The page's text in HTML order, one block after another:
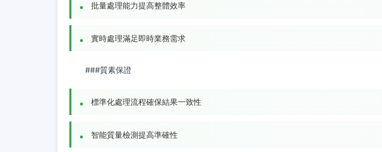
批量處理能力提高整體效率
實時處理滿足即時業務需求
###質素保證
標準化處理流程確保結果一致性
智能質量檢測提高準確性